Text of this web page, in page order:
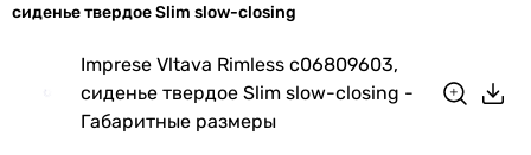
определяется системой инсталляции
определяется системой инсталляции
определяется системой инсталляции
определяется системой инсталляции
сиденье твердое Slim slow-closing
Imprese Vltava Rimless c06809603,
сиденье твердое Slim slow-closing -
Габаритные размеры